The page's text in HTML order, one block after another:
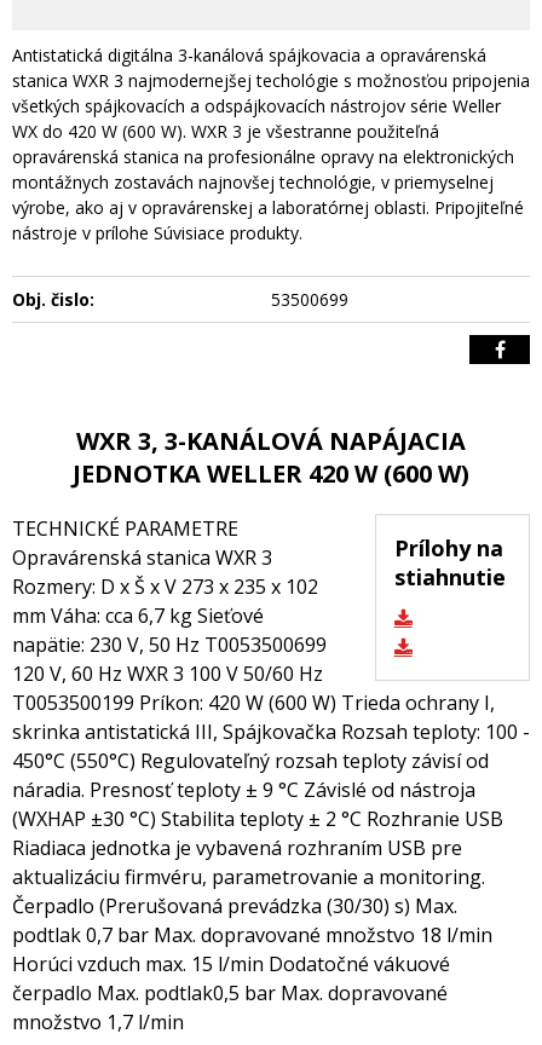
Antistatická digitálna 3-kanálová spájkovacia a opravárenská
stanica WXR 3 najmodernejšej techológie s možnosťou pripojenia
všetkých spájkovacích a odspájkovacích nástrojov série Weller
WX do 420 W (600 W). WXR 3 je všestranne použiteľná
opravárenská stanica na profesionálne opravy na elektronických
montážnych zostavách najnovšej technológie, v priemyselnej
výrobe, ako aj v opravárenskej a laboratórnej oblasti. Pripojiteľné
nástroje v prílohe Súvisiace produkty.
Obj. čislo: 53500699
WXR 3, 3-KANÁLOVÁ NAPÁJACIA
JEDNOTKA WELLER 420 W (600 W)
Prílohy na
stiahnutie
TECHNICKÉ PARAMETRE
Opravárenská stanica WXR 3
Rozmery: D x Š x V 273 x 235 x 102
mm Váha: cca 6,7 kg Sieťové
napätie: 230 V, 50 Hz T0053500699
120 V, 60 Hz WXR 3 100 V 50/60 Hz
T0053500199 Príkon: 420 W (600 W) Trieda ochrany I,
skrinka antistatická III, Spájkovačka Rozsah teploty: 100 -
450°C (550°C) Regulovateľný rozsah teploty závisí od
náradia. Presnosť teploty ± 9 °C Závislé od nástroja
(WXHAP ±30 °C) Stabilita teploty ± 2 °C Rozhranie USB
Riadiaca jednotka je vybavená rozhraním USB pre
aktualizáciu firmvéru, parametrovanie a monitoring.
Čerpadlo (Prerušovaná prevádzka (30/30) s) Max.
podtlak 0,7 bar Max. dopravované množstvo 18 l/min
Horúci vzduch max. 15 l/min Dodatočné vákuové
čerpadlo Max. podtlak0,5 bar Max. dopravované
množstvo 1,7 l/min